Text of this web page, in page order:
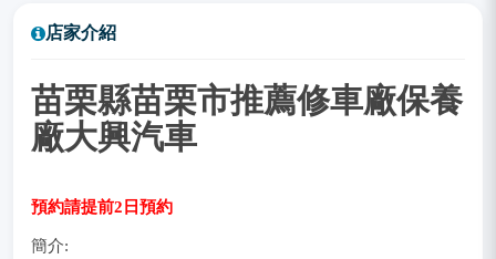
店家介紹
苗栗縣苗栗市推薦修車廠保養
廠大興汽車
預約請提前2日預約
簡介: